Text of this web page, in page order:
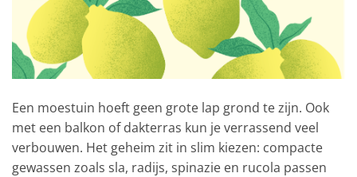
Een moestuin hoeft geen grote lap grond te zijn. Ook
met een balkon of dakterras kun je verrassend veel
verbouwen. Het geheim zit in slim kiezen: compacte
gewassen zoals sla, radijs, spinazie en rucola passen